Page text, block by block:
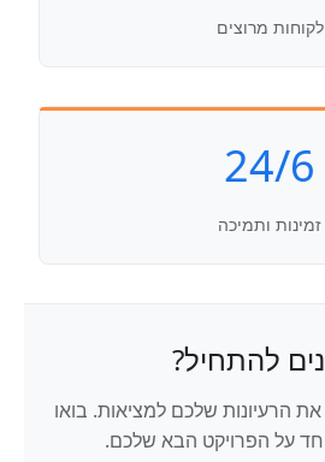
לקוחות מרוצים
24/6
זמינות ותמיכה
להתחיל?
את הרעיונות שלכם למציאות. בואו
על הפרויקט הבא שלכם.